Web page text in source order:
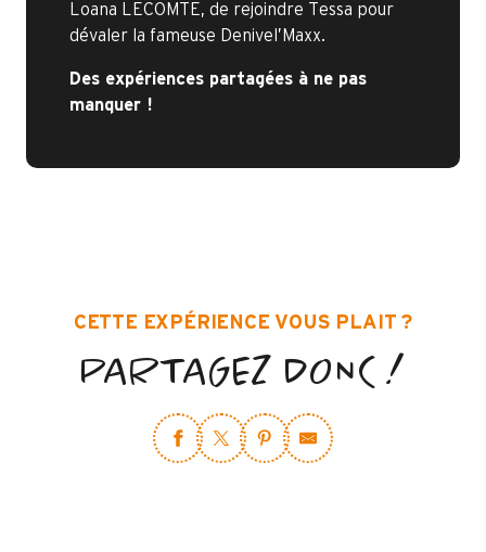
Loana LECOMTE, de rejoindre Tessa pour
dévaler la fameuse Denivel’Maxx.
Des expériences partagées à ne pas
manquer !
CETTE EXPÉRIENCE VOUS PLAIT ?
PARTAGEZ DONC !